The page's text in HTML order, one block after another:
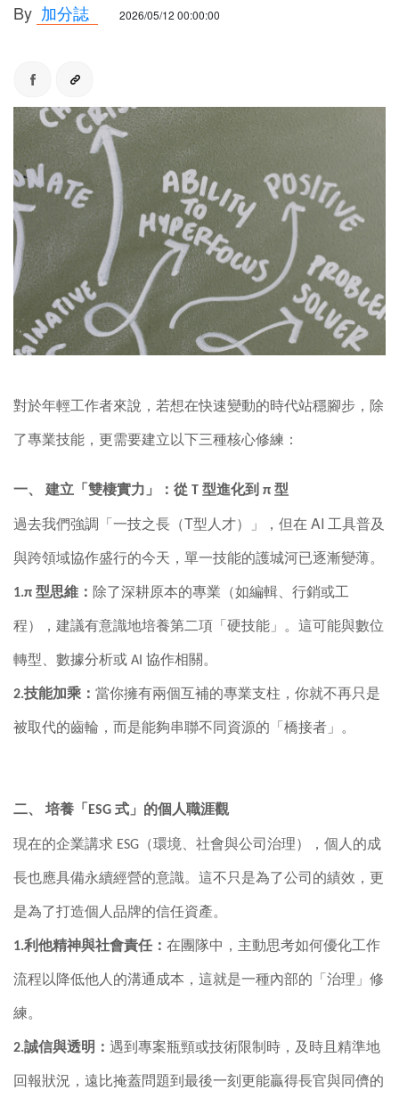
By 加分誌 2026/05/12 00:00:00
對於年輕工作者來說，若想在快速變動的時代站穩腳步，除
了專業技能，更需要建立以下三種核心修練：
一、 建立「雙棲實力」：從 T 型進化到 π 型
過去我們強調「一技之長（T型人才）」，但在 AI 工具普及
與跨領域協作盛行的今天，單一技能的護城河已逐漸變薄。
1.π 型思維： 除了深耕原本的專業（如編輯、行銷或工
程），建議有意識地培養第二項「硬技能」。這可能與數位
轉型、數據分析或 AI 協作相關。
2.技能加乘： 當你擁有兩個互補的專業支柱，你就不再只是
被取代的齒輪，而是能夠串聯不同資源的「橋接者」。
二、 培養「 ESG 式」的個人職涯觀
現在的企業講求 ESG （環境、社會與公司治理），個人的成
長也應具備永續經營的意識。這不只是為了公司的績效，更
是為了打造個人品牌的信任資產。
1.利他精神與社會責任： 在團隊中，主動思考如何優化工作
流程以降低他人的溝通成本，這就是一種內部的「治理」修
練。
2.誠信與透明： 遇到專案瓶頸或技術限制時，及時且精準地
回報狀況，遠比掩蓋問題到最後一刻更能贏得長官與同儕的